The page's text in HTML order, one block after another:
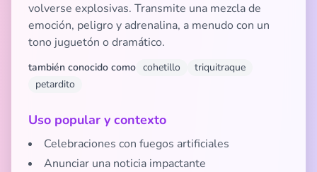
volverse explosivas. Transmite una mezcla de
emoción, peligro y adrenalina, a menudo con un
tono juguetón o dramático.
también conocido como cohetillo
triquitraque
petardito
Uso popular y contexto
Celebraciones con fuegos artificiales
Anunciar una noticia impactante